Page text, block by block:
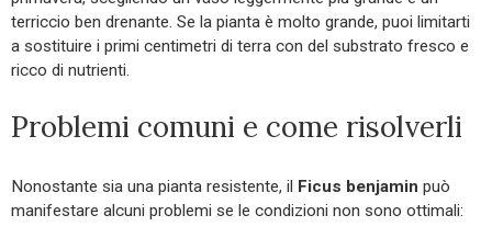
terriccio ben drenante. Se la pianta è molto grande, puoi limitarti
a sostituire i primi centimetri di terra con del substrato fresco e
ricco di nutrienti.
Problemi comuni e come risolverli
Nonostante sia una pianta resistente, il Ficus benjamin può
manifestare alcuni problemi se le condizioni non sono ottimali: